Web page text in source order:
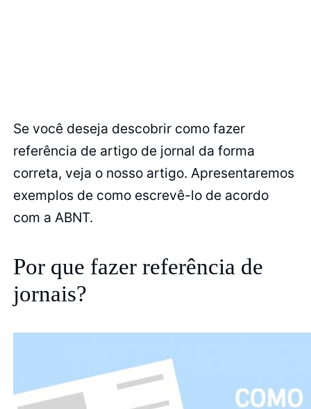
Se você deseja descobrir como fazer
referência de artigo de jornal da forma
correta, veja o nosso artigo. Apresentaremos
exemplos de como escrevê-lo de acordo
com a ABNT.
Por que fazer referência de
jornais?